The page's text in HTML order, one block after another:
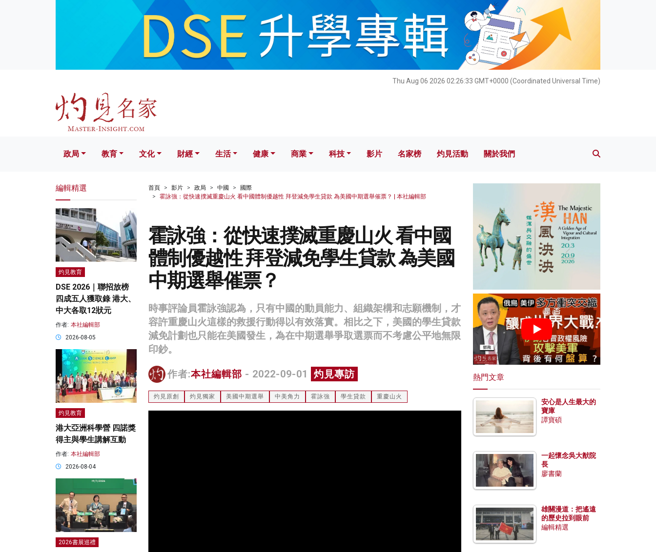
Thu Aug 06 2026 02:26:34 GMT+0000 (Coordinated Universal Time)
文化 財經 生活 健康 科技 影片 名家榜 灼見活動 關於我們
政局 教育 文化 財經 生活 健康 商業 科技 影片 名家榜 灼見活動 關於我們
首頁 影片 政局 中國
國際
霍詠強：從快速撲滅重慶山火 看中國體制優越性 拜登減免學生貸款 為美國中期選舉催票？ | 本社編輯部
霍詠強：從快速撲滅重慶山火 看中國
體制優越性 拜登減免學生貸款 為美國
中期選舉催票？
時事評論員霍詠強認為，只有中國的動員能力、組織架構和志願機制，才
容許重慶山火這樣的救援行動得以有效落實。相比之下，美國的學生貸款
減免計劃也只能在美國發生，為在中期選舉爭取選票而不考慮公平地無限
印鈔。
作者:本社編輯部 - 2022-09-01 灼見專訪
灼見原創 灼見獨家 美國中期選舉 中美角力 霍詠強 學生貸款 重慶山火
編輯精選
灼見教育
DSE 2026｜聯招放榜
四成五人獲取錄 港大、
中大各取12狀元
作者: 本社編輯部
2026-08-05
灼見教育
港大亞洲科學營 四諾獎
得主與學生講解互動
作者: 本社編輯部
2026-08-04
2026書展巡禮
熱門文章
安心是人生最大的
寶庫
譚寶碩
一起懷念吳大猷院
長
廖書蘭
雄關漫道：把遙遠
的歷史拉到眼前
編輯精選